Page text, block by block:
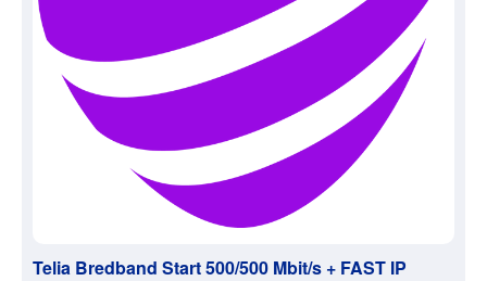
Telia Bredband Start 500/500 Mbit/s + FAST IP